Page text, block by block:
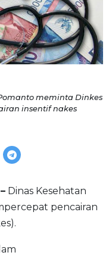
meminta Dinkes
insentif nakes
Dinas Kesehatan
pencairan